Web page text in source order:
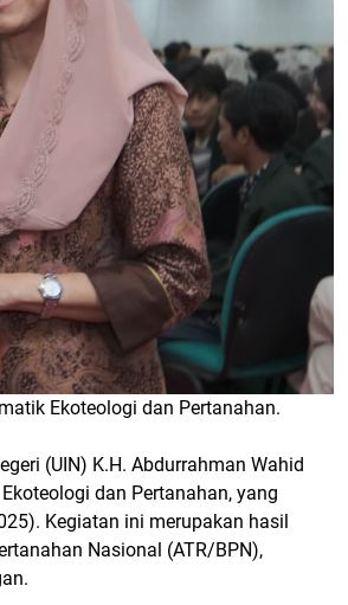
Ekoteologi dan Pertanahan.
(UIN) K.H. Abdurrahman Wahid
dan Pertanahan, yang
Kegiatan ini merupakan hasil
Nasional (ATR/BPN),